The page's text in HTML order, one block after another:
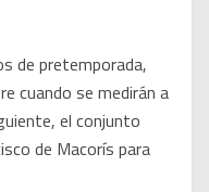
de pretemporada,
cuando se medirán a
el conjunto
de Macorís para